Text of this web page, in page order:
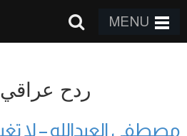
MENU
Tag Archives: ردح عراقي